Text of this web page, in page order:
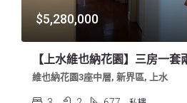
$5,280,000
維也納花園3座中層, 新界區, 上水